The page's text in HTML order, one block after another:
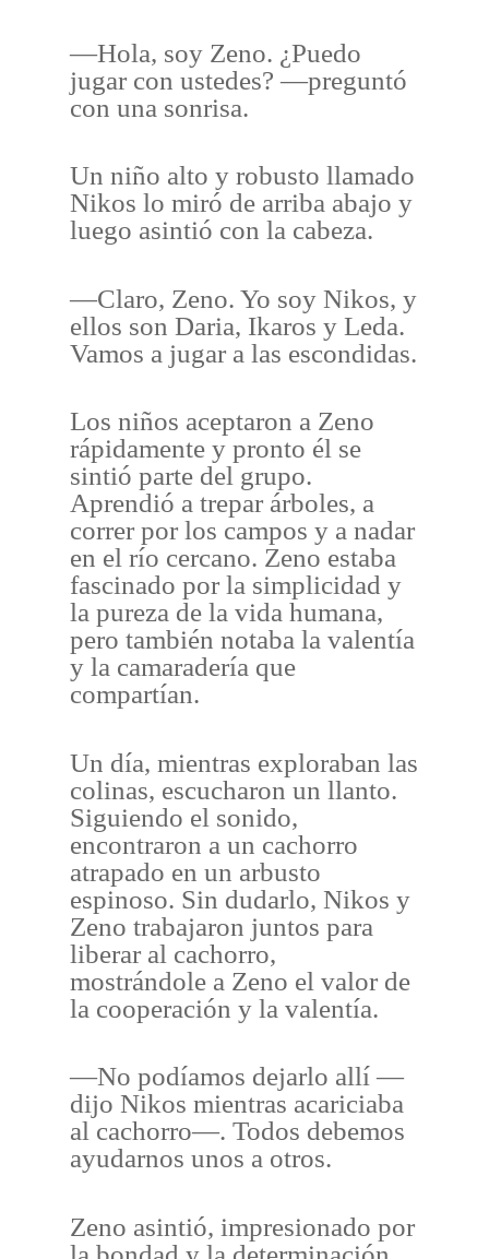
—Hola, soy Zeno. ¿Puedo
jugar con ustedes? —preguntó
con una sonrisa.
Un niño alto y robusto llamado
Nikos lo miró de arriba abajo y
luego asintió con la cabeza.
—Claro, Zeno. Yo soy Nikos, y
ellos son Daria, Ikaros y Leda.
Vamos a jugar a las escondidas.
Los niños aceptaron a Zeno
rápidamente y pronto él se
sintió parte del grupo.
Aprendió a trepar árboles, a
correr por los campos y a nadar
en el río cercano. Zeno estaba
fascinado por la simplicidad y
la pureza de la vida humana,
pero también notaba la valentía
y la camaradería que
compartían.
Un día, mientras exploraban las
colinas, escucharon un llanto.
Siguiendo el sonido,
encontraron a un cachorro
atrapado en un arbusto
espinoso. Sin dudarlo, Nikos y
Zeno trabajaron juntos para
liberar al cachorro,
mostrándole a Zeno el valor de
la cooperación y la valentía.
—No podíamos dejarlo allí —
dijo Nikos mientras acariciaba
al cachorro—. Todos debemos
ayudarnos unos a otros.
Zeno asintió, impresionado por